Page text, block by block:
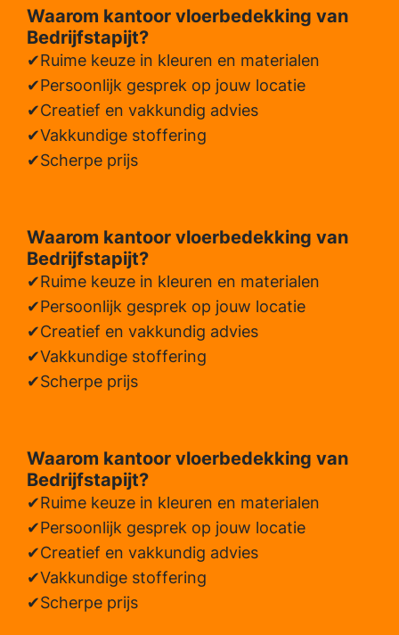
Waarom kantoor vloerbedekking van
Bedrijfstapijt?
Ruime keuze in kleuren en materialen
Persoonlijk gesprek op jouw locatie
Creatief en vakkundig advies
Vakkundige stoffering
Scherpe prijs
Waarom kantoor vloerbedekking van
Bedrijfstapijt?
Ruime keuze in kleuren en materialen
Persoonlijk gesprek op jouw locatie
Creatief en vakkundig advies
Vakkundige stoffering
Scherpe prijs
Waarom kantoor vloerbedekking van
Bedrijfstapijt?
Ruime keuze in kleuren en materialen
Persoonlijk gesprek op jouw locatie
Creatief en vakkundig advies
Vakkundige stoffering
Scherpe prijs